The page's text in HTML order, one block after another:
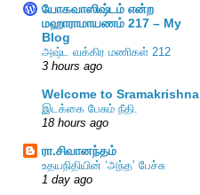
யோகவாஸிஷ்டம் என்ற
மஹாராமாயணம் 217 – My
Blog
அஷ்ட வக்கிர மணிகள் 212
3 hours ago
Welcome to
இடக்கை பேசும் நீதி.
18 hours ago
ரா.சிவானந்தம்
உதயநிதியின் ‘அந்த’ பேச்சு
1 day ago